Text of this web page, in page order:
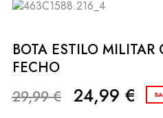
BOTA ESTILO MILITAR
FECHO
29,99€ 24,99 €